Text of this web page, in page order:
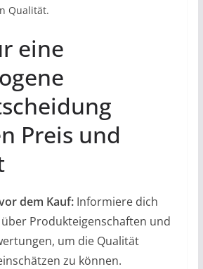
Qualität.
eine
Preis und
dem Kauf:Informiere dich
Produkteigenschaften und
um die Qualität
zu können.